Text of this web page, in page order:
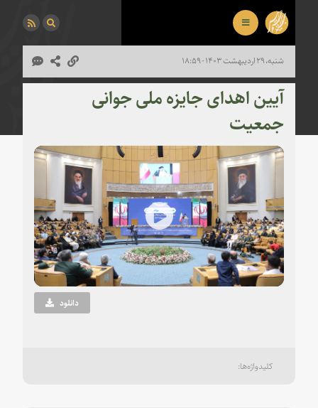
شنبه، ۲۹ اردیبهشت ۱۴۰۳ - ۱۸:۵۹
آیین اهدای جایزه ملی جوانی
جمعیت
Play
Video دانلود